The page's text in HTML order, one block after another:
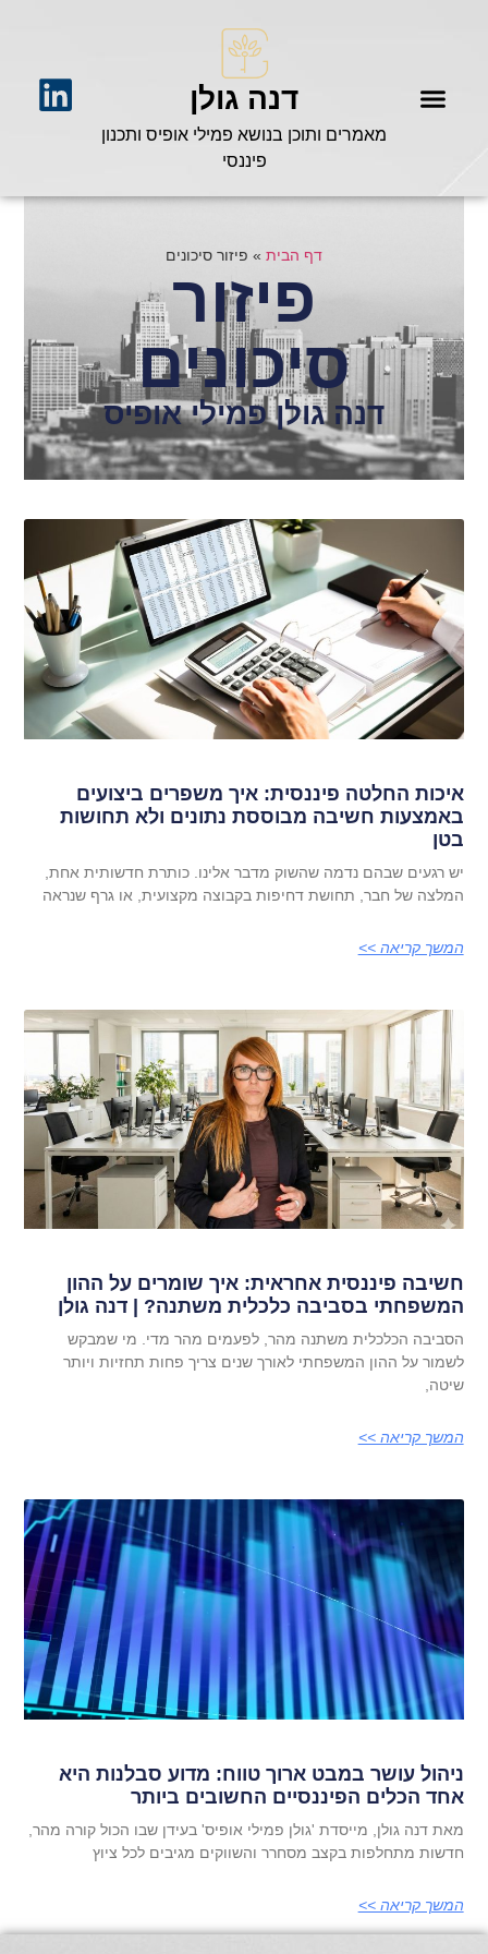
דנה גולן
מאמרים ותוכן בנושא פמילי אופיס ותכנון
פיננסי
דף הבית » פיזור סיכונים
פיזור
סיכונים
דנה גולן פמילי אופיס
איכות החלטה פיננסית: איך משפרים ביצועים
באמצעות חשיבה מבוססת נתונים ולא תחושות
בטן
יש רגעים שבהם נדמה שהשוק מדבר אלינו. כותרת חדשותית אחת,
המלצה של חבר, תחושת דחיפות בקבוצה מקצועית, או גרף שנראה
המשך קריאה >>
חשיבה פיננסית אחראית: איך שומרים על ההון
המשפחתי בסביבה כלכלית משתנה? | דנה גולן
הסביבה הכלכלית משתנה מהר, לפעמים מהר מדי. מי שמבקש
לשמור על ההון המשפחתי לאורך שנים צריך פחות תחזיות ויותר
שיטה,
המשך קריאה >>
ניהול עושר במבט ארוך טווח: מדוע סבלנות היא
אחד הכלים הפיננסיים החשובים ביותר
מאת דנה גולן, מייסדת 'גולן פמילי אופיס' בעידן שבו הכול קורה מהר,
חדשות מתחלפות בקצב מסחרר והשווקים מגיבים לכל ציוץ
המשך קריאה >>